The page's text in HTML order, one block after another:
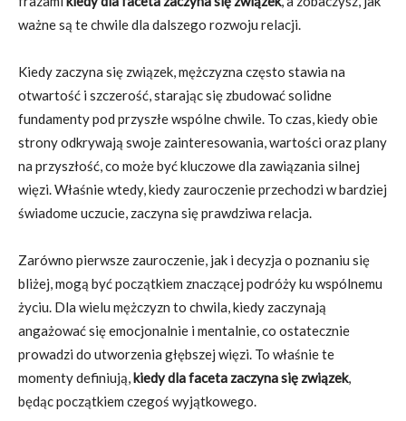
ważne są te chwile dla dalszego rozwoju relacji.
Kiedy zaczyna się związek, mężczyzna często stawia na
otwartość i szczerość, starając się zbudować solidne
fundamenty pod przyszłe wspólne chwile. To czas, kiedy obie
strony odkrywają swoje zainteresowania, wartości oraz plany
na przyszłość, co może być kluczowe dla zawiązania silnej
więzi. Właśnie wtedy, kiedy zauroczenie przechodzi w bardziej
świadome uczucie, zaczyna się prawdziwa relacja.
Zarówno pierwsze zauroczenie, jak i decyzja o poznaniu się
bliżej, mogą być początkiem znaczącej podróży ku wspólnemu
życiu. Dla wielu mężczyzn to chwila, kiedy zaczynają
angażować się emocjonalnie i mentalnie, co ostatecznie
prowadzi do utworzenia głębszej więzi. To właśnie te
momenty definiują,kiedy dla faceta zaczyna się związek,
będąc początkiem czegoś wyjątkowego.